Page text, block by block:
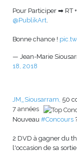
Pour Participer ➡ RT
@PublikArt.
Bonne chance !
— Jean-Marie
18, 2018
JM_Siousarram, 50
7 années
Nouveau #Concours
2 DVD à gagner du
l'occasion de sa